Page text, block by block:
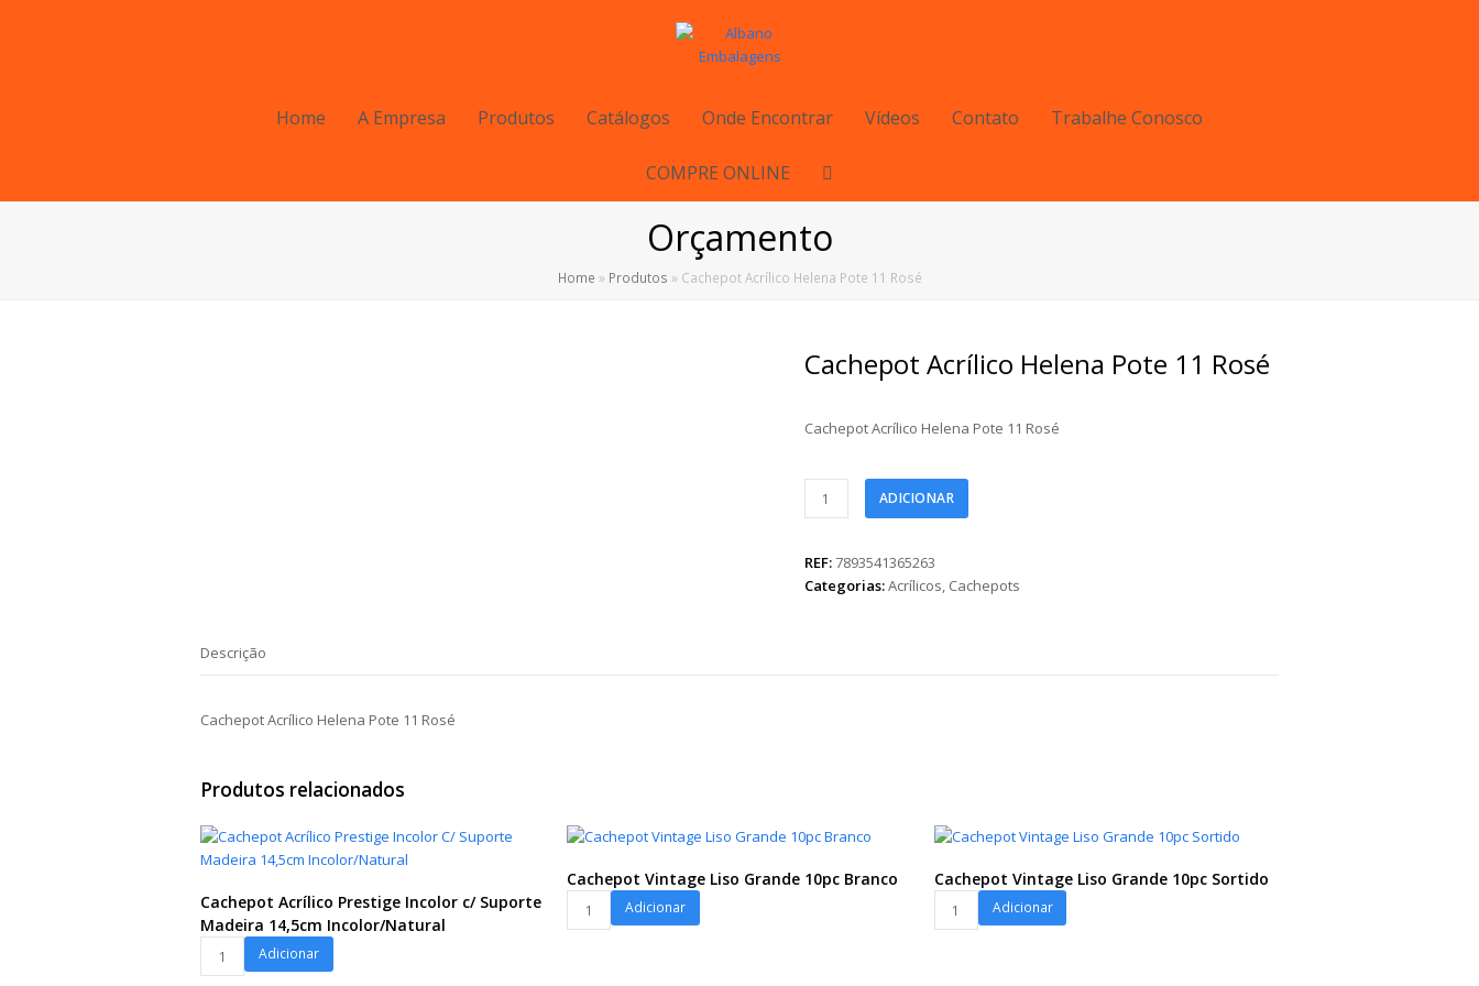
Home A Empresa Produtos Catálogos Onde Encontrar Vídeos Contato Trabalhe Conosco
COMPRE ONLINE
Orçamento
Home » Produtos » Cachepot Acrílico Helena Pote 11 Rosé
Cachepot Acrílico Helena Pote 11 Rosé
Cachepot Acrílico Helena Pote 11 Rosé
Pote
11
ADICIONAR
REF:7893541365263
Categorias:Acrílicos, Cachepots
Descrição
Cachepot Acrílico Helena Pote 11 Rosé
Produtos relacionados
Cachepot Acrílico Prestige Incolor c/ Suporte
Madeira 14,5cm Incolor/Natural
Cachepot
Acrílico
Adicionar
Cachepot Vintage Liso Grande 10pc Branco
Cachepot
Vintage
Adicionar
Cachepot Vintage Liso Grande 10pc Sortido
Cachepot
Vintage
Adicionar